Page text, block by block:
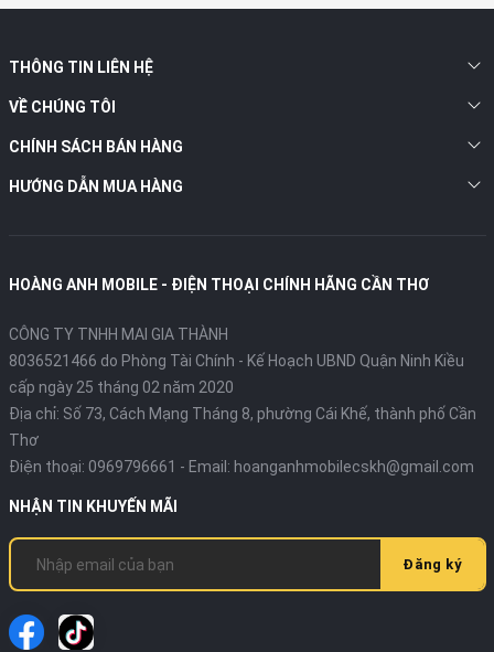
THÔNG TIN LIÊN HỆ
VỀ CHÚNG TÔI
CHÍNH SÁCH BÁN HÀNG
HƯỚNG DẪN MUA HÀNG
HOÀNG ANH MOBILE - ĐIỆN THOẠI CHÍNH HÃNG CẦN THƠ
CÔNG TY TNHH MAI GIA THÀNH
8036521466 do Phòng Tài Chính - Kế Hoạch UBND Quận Ninh Kiều
cấp ngày 25 tháng 02 năm 2020
Địa chỉ: Số 73, Cách Mạng Tháng 8, phường Cái Khế, thành phố Cần
Thơ
Điện thoại: 0969796661 - Email: hoanganhmobilecskh@gmail.com
NHẬN TIN KHUYẾN MÃI
Đăng ký